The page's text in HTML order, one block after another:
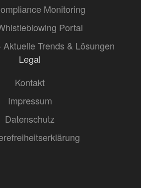
Monitoring
Portal
Trends & Lösungen
Legal
Kontakt
Impressum
Datenschutz